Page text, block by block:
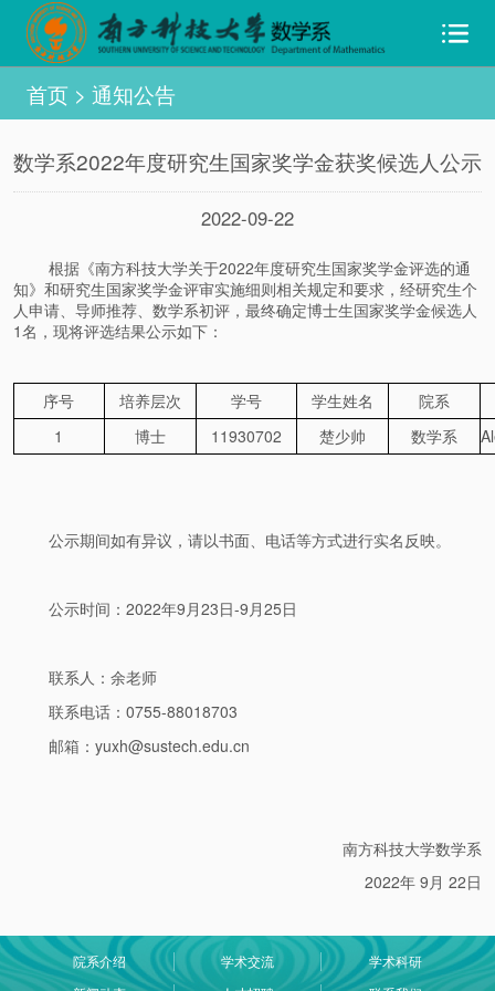
首页> 通知公告
数学系2022年度研究生国家奖学金获奖候选人公示
2022-09-22
根据《南方科技大学关于2022年度研究生国家奖学金评选的通
知》和研究生国家奖学金评审实施细则相关规定和要求，经研究生个
人申请、导师推荐、数学系初评，最终确定博士生国家奖学金候选人
1名，现将评选结果公示如下：
序号 培养层次 学号 学生姓名
院系
1
博士 11930702 楚少帅 数学系
公示期间如有异议，请以书面、电话等方式进行实名反映。
公示时间：2022年9月23日-9月25日
联系人：余老师
联系电话：0755-88018703
邮箱：yuxh@sustech.edu.cn
南方科技大学数学系
2022年 9月 22日
院系介绍 学术交流
学术科研